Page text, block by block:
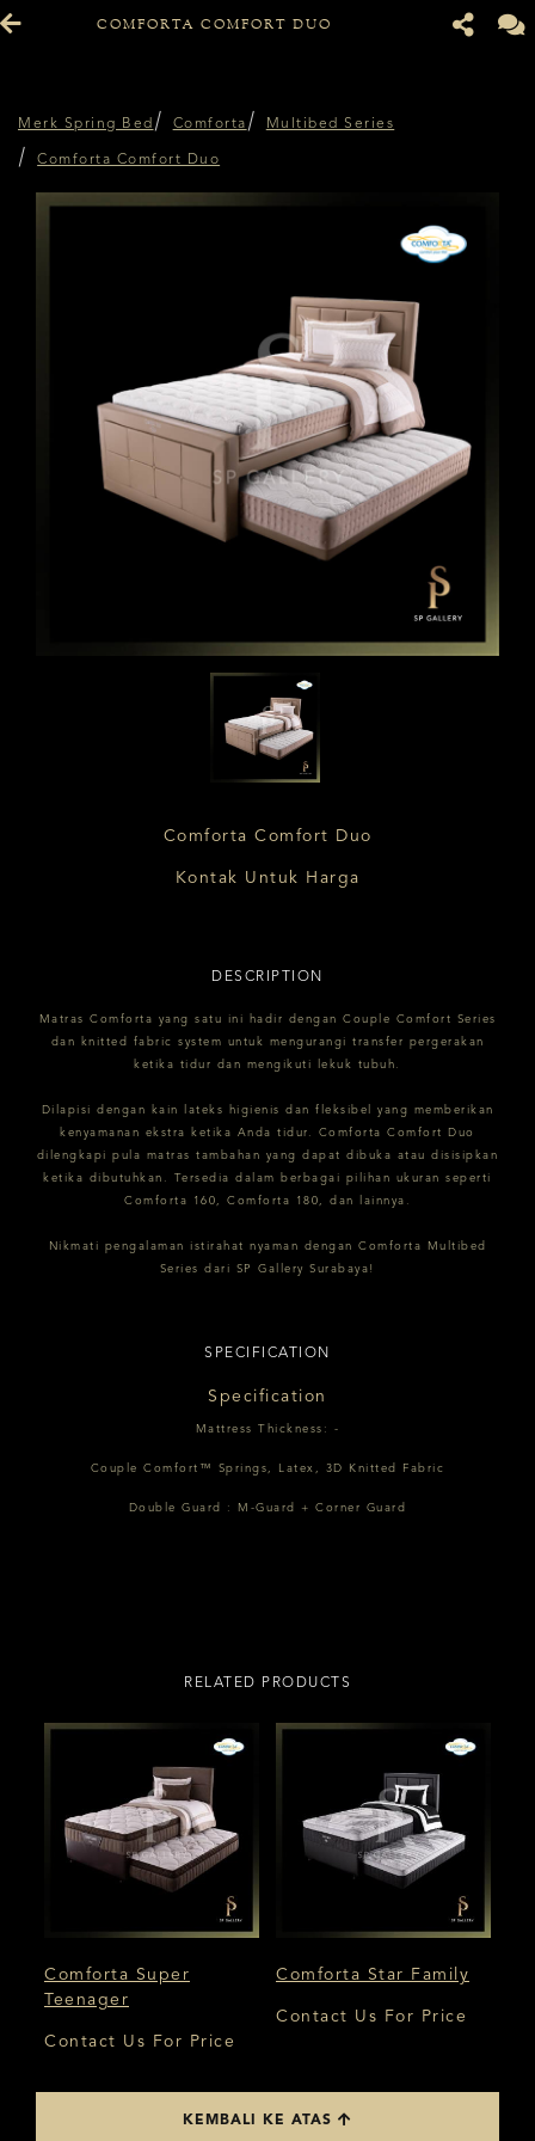
COMFORTA COMFORT DUO
Merk Spring Bed Comforta Multibed Series
Comforta Comfort Duo
Comforta Comfort Duo
Kontak Untuk Harga
DESCRIPTION
Matras Comforta yang satu ini hadir dengan Couple Comfort Series
dan knitted fabric system untuk mengurangi transfer pergerakan
ketika tidur dan mengikuti lekuk tubuh.
Dilapisi dengan kain lateks higienis dan fleksibel yang memberikan
kenyamanan ekstra ketika Anda tidur. Comforta Comfort Duo
dilengkapi pula matras tambahan yang dapat dibuka atau disisipkan
ketika dibutuhkan. Tersedia dalam berbagai pilihan ukuran seperti
Comforta 160, Comforta 180, dan lainnya.
Nikmati pengalaman istirahat nyaman dengan Comforta Multibed
Series dari SP Gallery Surabaya!
SPECIFICATION
Specification
Mattress Thickness: -
Couple Comfort™ Springs, Latex, 3D Knitted Fabric
Double Guard : M-Guard + Corner Guard
RELATED PRODUCTS
Comforta Super
Teenager
Contact Us For Price
Comforta Star Family
Contact Us For Price
KEMBALI KE ATAS